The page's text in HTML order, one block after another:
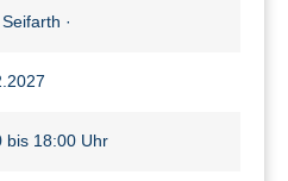
Seifarth ·
bis 18:00 Uhr